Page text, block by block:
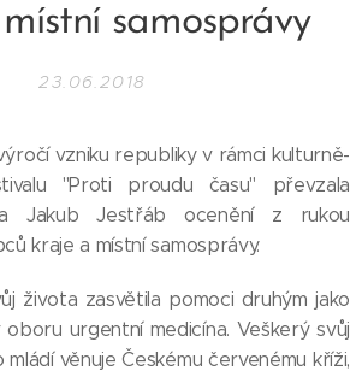
samosprávy
23.06.2018
vzniku republiky v rámci kulturně-
"Proti proudu času" převzala
Jakub Jestřáb ocenění z rukou
kraje a místní samosprávy.
života zasvětila pomoci druhým jako
urgentní medicína. Veškerý svůj
věnuje Českému červenému kříži,